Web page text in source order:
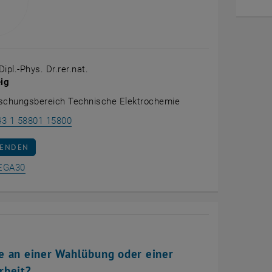
Phys. Dr.rer.nat.
Technische Elektrochemie
1 58801 15800Jürgen Fleig anrufen
JÜRGEN FLEIG SENDEN
Raum BCEGA30 auf der Karte anzeigen , öffnet eine
an einer Wahlübung oder einer